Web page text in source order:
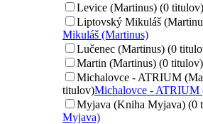
Levice (Martinus) (0 titulov)
Liptovský Mikuláš
Mikuláš (Martinus)
Lučenec (Martinus) (0
Martin (Martinus) (0 titulov)
Michalovce - ATRIUM
titulov)Michalovce - ATRIUM
Myjava (Kniha Myjava) (0
Myjava)